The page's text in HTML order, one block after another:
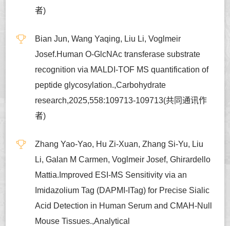
者)
Bian Jun, Wang Yaqing, Liu Li, Voglmeir
Josef.Human O-GlcNAc transferase substrate
recognition via MALDI-TOF MS quantification of
peptide glycosylation.,Carbohydrate
research,2025,558:109713-109713(共同通讯作
者)
Zhang Yao-Yao, Hu Zi-Xuan, Zhang Si-Yu, Liu
Li, Galan M Carmen, Voglmeir Josef, Ghirardello
Mattia.Improved ESI-MS Sensitivity via an
Imidazolium Tag (DAPMI-ITag) for Precise Sialic
Acid Detection in Human Serum and CMAH-Null
Mouse Tissues.,Analytical